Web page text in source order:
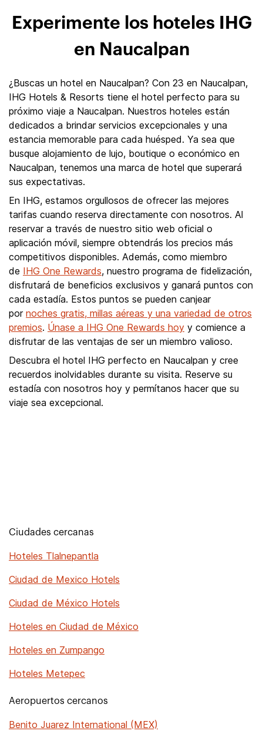
Experimente los hoteles IHG
en Naucalpan
¿Buscas un hotel en Naucalpan? Con 23 en Naucalpan,
IHG Hotels & Resorts tiene el hotel perfecto para su
próximo viaje a Naucalpan. Nuestros hoteles están
dedicados a brindar servicios excepcionales y una
estancia memorable para cada huésped. Ya sea que
busque alojamiento de lujo, boutique o económico en
Naucalpan, tenemos una marca de hotel que superará
sus expectativas.
En IHG, estamos orgullosos de ofrecer las mejores
tarifas cuando reserva directamente con nosotros. Al
reservar a través de nuestro sitio web oficial o
aplicación móvil, siempre obtendrás los precios más
competitivos disponibles. Además, como miembro
de IHG One Rewards, nuestro programa de fidelización,
disfrutará de beneficios exclusivos y ganará puntos con
cada estadía. Estos puntos se pueden canjear
por noches gratis, millas aéreas y una variedad de otros
premios. Únase a IHG One Rewards hoy y comience a
disfrutar de las ventajas de ser un miembro valioso.
Descubra el hotel IHG perfecto en Naucalpan y cree
recuerdos inolvidables durante su visita. Reserve su
estadía con nosotros hoy y permítanos hacer que su
viaje sea excepcional.
Ciudades cercanas
Hoteles Tlalnepantla
Ciudad de Mexico Hotels
Ciudad de México Hotels
Hoteles en Ciudad de México
Hoteles en Zumpango
Hoteles Metepec
Aeropuertos cercanos
Benito Juarez International (MEX)